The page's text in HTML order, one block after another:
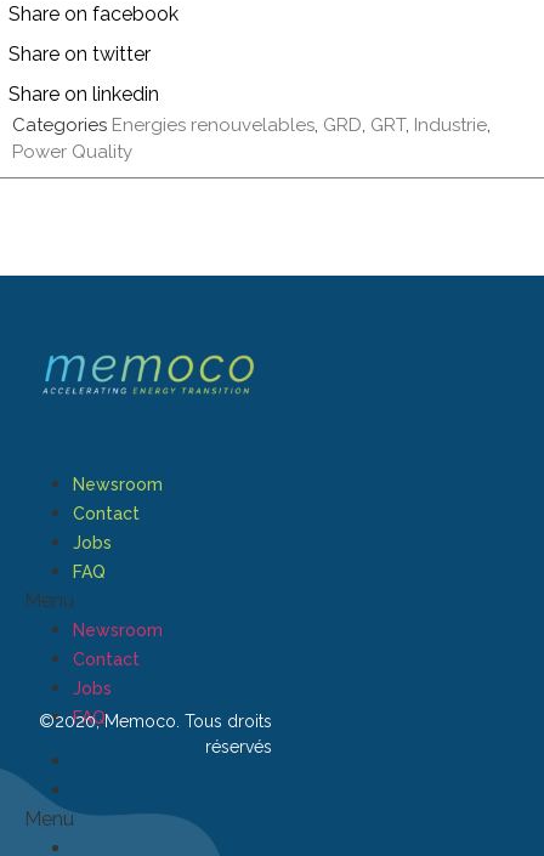
Share on facebook
Share on twitter
Share on linkedin
Categories Energies renouvelables, GRD, GRT, Industrie,
Power Quality
Newsroom
Contact
Jobs
FAQ
Menu
Newsroom
Contact
Jobs
FAQ
©2020, Memoco. Tous droits
réservés
Menu